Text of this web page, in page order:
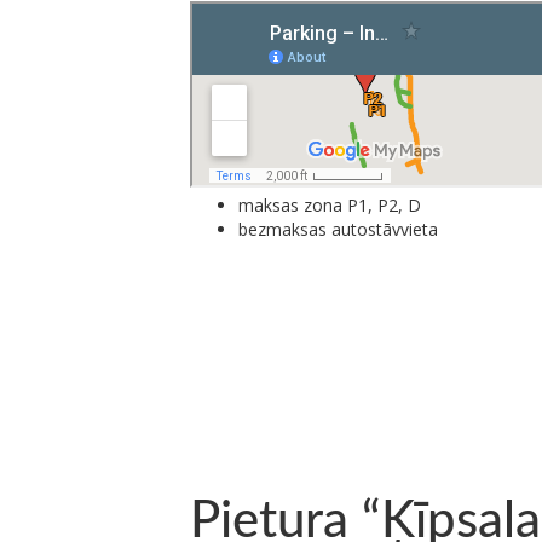
maksas zona P1, P2, D
bezmaksas autostāvvieta
Pietura